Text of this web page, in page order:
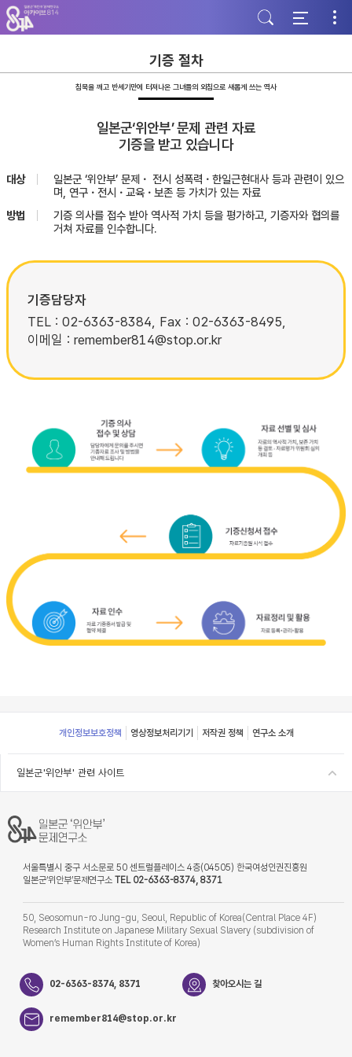
주
메
뉴
가
본
문
바
기
하
단
바
기
기증 절차
침묵을 깨고 반세기만에 터져나온 그녀들의 외침으로 새롭게 쓰는 역사
일본군‘위안부’ 문제 관련 자료
기증을 받고 있습니다
대상
일본군 ‘위안부’ 문제・ 전시 성폭력・한일근현대사 등과 관련이 있으
며, 연구・전시・교육・보존 등 가치가 있는 자료
방법
기증 의사를 접수 받아 역사적 가치 등을 평가하고, 기증자와 협의를
거쳐 자료를 인수합니다.
기증담당자
TEL : 02-6363-8384, Fax : 02-6363-8495,
이메일 : remember814@stop.or.kr
Footer
개인정보보호정책 영상정보처리기기 저작권 정책 연구소 소개
일본군'위안부' 관련 사이트
서울특별시 중구 서소문로 50 센트럴플레이스 4층(04505) 한국여성인권진흥원
일본군‘위안부’문제연구소 TEL 02-6363-8374, 8371
50, Seosomun-ro Jung-gu, Seoul, Republic of Korea(Central Place 4F)
Research Institute on Japanese Military Sexual Slavery (subdivision of
Women’s Human Rights Institute of Korea)
02-6363-8374, 8371 찾아오시는 길
remember814@stop.or.kr